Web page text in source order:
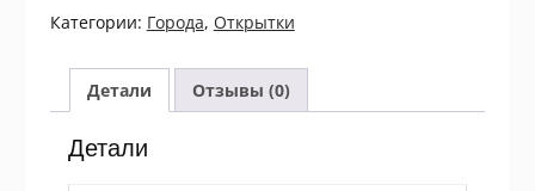
1979.
Свердловск.
Комплект
18
листівок
Категории: Города, Открытки
Детали Отзывы (0)
Детали